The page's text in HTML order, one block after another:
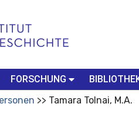
FORSCHUNG
Tamara Tolnai, M.A.